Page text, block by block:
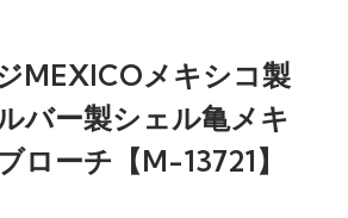
MEXICOメキシコ製
バー製シェル亀メキ
ローチ【M-13721】